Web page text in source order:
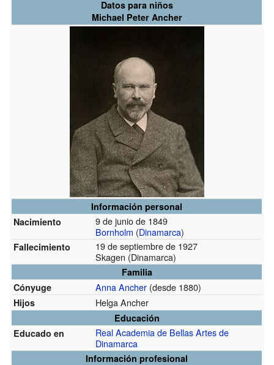
Datos para niños
Michael Peter Ancher
Información personal
Nacimiento
9 de junio de 1849
Bornholm (Dinamarca)
Fallecimiento
19 de septiembre de 1927
Skagen (Dinamarca)
Familia
Cónyuge
Anna Ancher (desde 1880)
Hijos Helga Ancher
Educación
Educado en
Real Academia de Bellas Artes de
Dinamarca
Información profesional